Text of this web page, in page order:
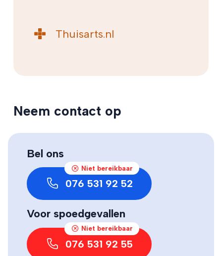
Thuisarts.nl
Neem contact op
Bel ons
076 531 92 52
Niet bereikbaar
Voor spoedgevallen
076 531 92 55
Niet bereikbaar